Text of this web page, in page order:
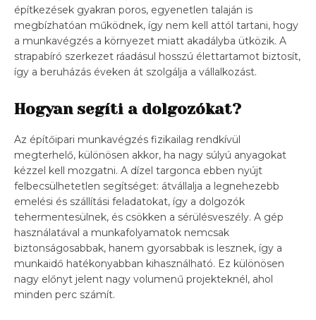
építkezések gyakran poros, egyenetlen talaján is
megbízhatóan működnek, így nem kell attól tartani, hogy
a munkavégzés a környezet miatt akadályba ütközik. A
strapabíró szerkezet ráadásul hosszú élettartamot biztosít,
így a beruházás éveken át szolgálja a vállalkozást.
Hogyan segíti a dolgozókat?
Az építőipari munkavégzés fizikailag rendkívül
megterhelő, különösen akkor, ha nagy súlyú anyagokat
kézzel kell mozgatni. A dízel targonca ebben nyújt
felbecsülhetetlen segítséget: átvállalja a legnehezebb
emelési és szállítási feladatokat, így a dolgozók
tehermentesülnek, és csökken a sérülésveszély. A gép
használatával a munkafolyamatok nemcsak
biztonságosabbak, hanem gyorsabbak is lesznek, így a
munkaidő hatékonyabban kihasználható. Ez különösen
nagy előnyt jelent nagy volumenű projekteknél, ahol
minden perc számít.